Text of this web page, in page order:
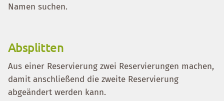
Namen suchen.
Absplitten
Aus einer Reservierung zwei Reservierungen machen,
damit anschließend die zweite Reservierung
abgeändert werden kann.